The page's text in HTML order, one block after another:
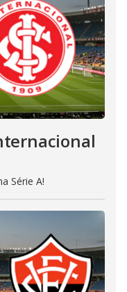
Série A!